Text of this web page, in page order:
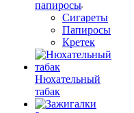
папиросы
Сигареты
Папиросы
Кретек
Нюхательный
табак